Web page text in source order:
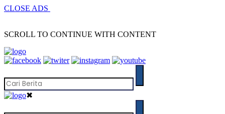
CLOSE ADS
SCROLL TO CONTINUE WITH CONTENT
✖